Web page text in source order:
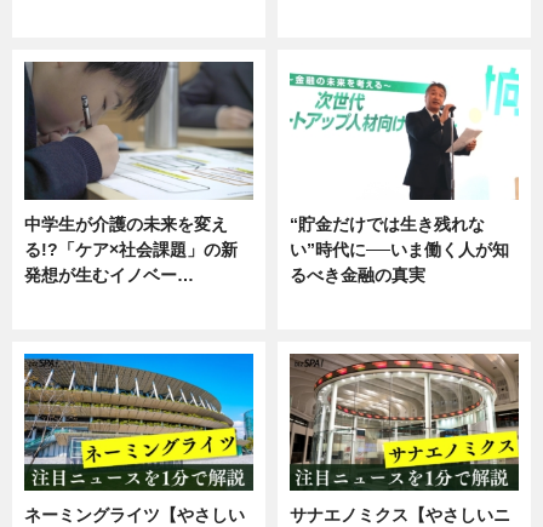
中学生が介護の未来を変え
る!?「ケア×社会課題」の新
発想が生むイノベー…
“貯金だけでは生き残れな
い”時代に──いま働く人が知
るべき金融の真実
ネーミングライツ【やさしい
サナエノミクス【やさしいニ